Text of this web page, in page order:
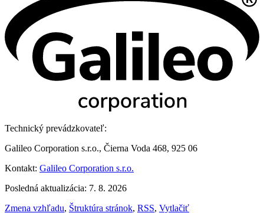
Technický prevádzkovateľ:
Galileo Corporation s.r.o., Čierna Voda 468, 925 06
Kontakt: Galileo Corporation s.r.o.
Posledná aktualizácia: 7. 8. 2026
Zmena vzhľadu, Štruktúra stránok, RSS, Vytlačiť